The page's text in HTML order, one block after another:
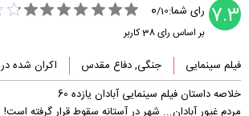
7.3 رای شما: 0/10
بر اساس رای38کاربر
فیلم سینمایی جنگی, دفاع مقدس
اکران شده در 1399/06/26
خلاصه داستان فیلم سینمایی آبادان یازده 60
مردم غیور آبادان... شهر در آستانه سقوط قرار گرفته است!